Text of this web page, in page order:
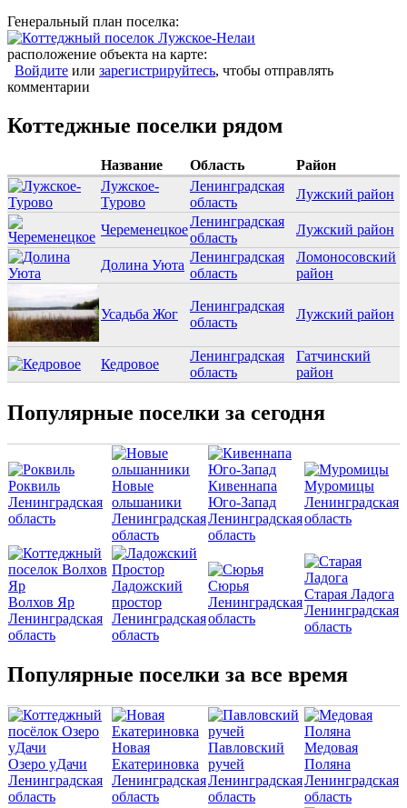
Генеральный план поселка:
расположение объекта на карте:
Войдите или зарегистрируйтесь, чтобы отправлять
комментарии
Коттеджные поселки рядом
Название Область
Район
Лужское-
Турово
Ленинградская
область
Лужский район
Череменецкое
Ленинградская
область
Лужский район
Долина Уюта
Ленинградская
область
Ломоносовский
район
Усадьба Жог
Ленинградская
область
Лужский район
Кедровое
Ленинградская
область
Гатчинский
район
Популярные поселки за сегодня
Роквиль
Ленинградская
область
Новые
ольшаники
Ленинградская
область
Кивеннапа
Юго-Запад
Ленинградская
область
Муромицы
Ленинградская
область
Волхов Яр
Ленинградская
область
Ладожский
простор
Ленинградская
область
Сюрья
Ленинградская
область
Старая Ладога
Ленинградская
область
Популярные поселки за все время
Озеро уДачи
Ленинградская
область
Новая
Екатериновка
Ленинградская
область
Павловский
ручей
Ленинградская
область
Медовая
Поляна
Ленинградская
область